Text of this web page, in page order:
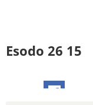
Esodo 26 15